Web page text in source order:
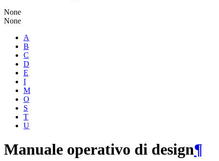
None
None
A
B
C
D
E
I
M
O
S
T
U
Manuale operativo di design¶